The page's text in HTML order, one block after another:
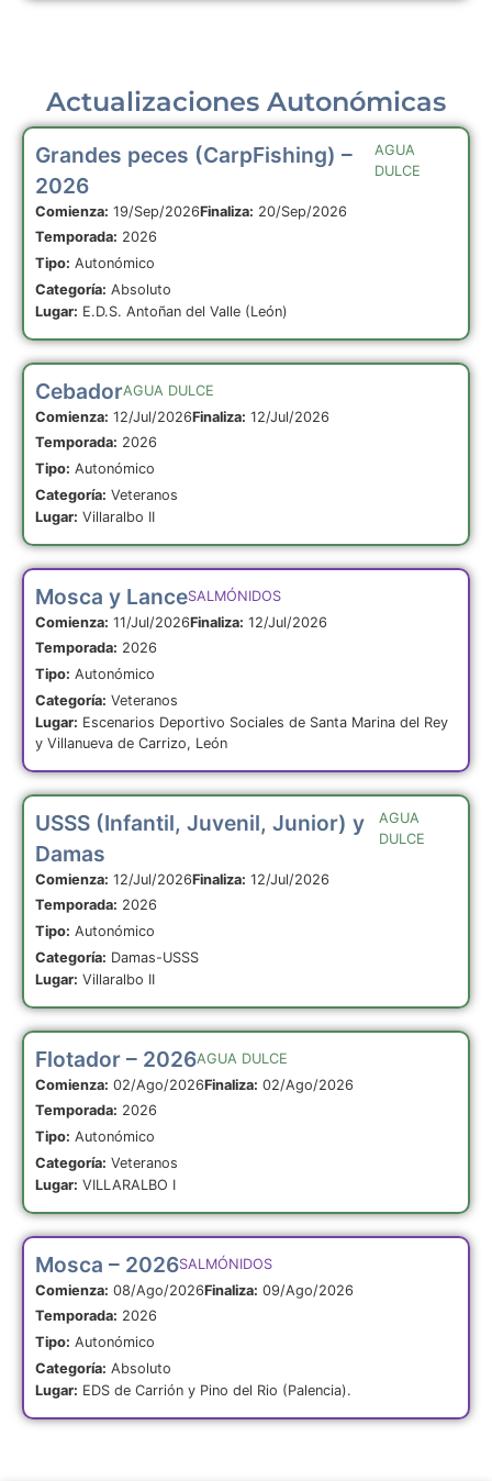
Actualizaciones Autonómicas
Grandes peces (CarpFishing) –
2026
AGUA
DULCE
Comienza: 19/Sep/2026Finaliza: 20/Sep/2026
Temporada: 2026
Tipo: Autonómico
Categoría: Absoluto
Lugar: E.D.S. Antoñan del Valle (León)
CebadorAGUA DULCE
Comienza: 12/Jul/2026Finaliza: 12/Jul/2026
Temporada: 2026
Tipo: Autonómico
Categoría: Veteranos
Lugar: Villaralbo II
Mosca y LanceSALMÓNIDOS
Comienza: 11/Jul/2026Finaliza: 12/Jul/2026
Temporada: 2026
Tipo: Autonómico
Categoría: Veteranos
Lugar: Escenarios Deportivo Sociales de Santa Marina del Rey
y Villanueva de Carrizo, León
USSS (Infantil, Juvenil, Junior) y
Damas
AGUA
DULCE
Comienza: 12/Jul/2026Finaliza: 12/Jul/2026
Temporada: 2026
Tipo: Autonómico
Categoría: Damas-USSS
Lugar: Villaralbo II
Flotador – 2026AGUA DULCE
Comienza: 02/Ago/2026Finaliza: 02/Ago/2026
Temporada: 2026
Tipo: Autonómico
Categoría: Veteranos
Lugar: VILLARALBO I
Mosca – 2026SALMÓNIDOS
Comienza: 08/Ago/2026Finaliza: 09/Ago/2026
Temporada: 2026
Tipo: Autonómico
Categoría: Absoluto
Lugar: EDS de Carrión y Pino del Rio (Palencia).